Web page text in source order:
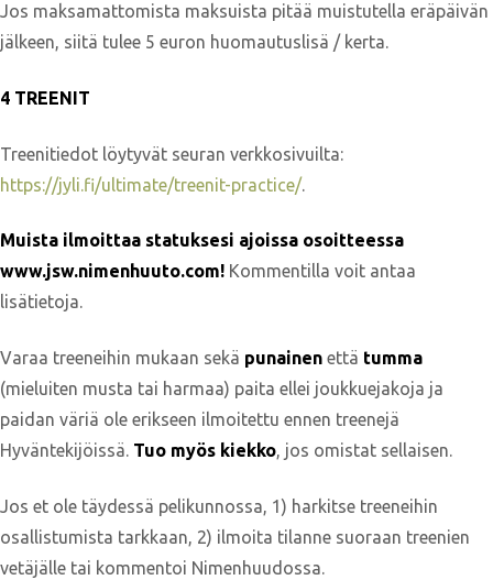
Jos maksamattomista maksuista pitää muistutella eräpäivän
jälkeen, siitä tulee 5 euron huomautuslisä / kerta.
4 TREENIT
Treenitiedot löytyvät seuran verkkosivuilta:
https://jyli.fi/ultimate/treenit-practice/.
Muista ilmoittaa statuksesi ajoissa osoitteessa
www.jsw.nimenhuuto.com! Kommentilla voit antaa
lisätietoja.
Varaa treeneihin mukaan sekä punainen että tumma
(mieluiten musta tai harmaa) paita ellei joukkuejakoja ja
paidan väriä ole erikseen ilmoitettu ennen treenejä
Hyväntekijöissä. Tuo myös kiekko, jos omistat sellaisen.
Jos et ole täydessä pelikunnossa, 1) harkitse treeneihin
osallistumista tarkkaan, 2) ilmoita tilanne suoraan treenien
vetäjälle tai kommentoi Nimenhuudossa.